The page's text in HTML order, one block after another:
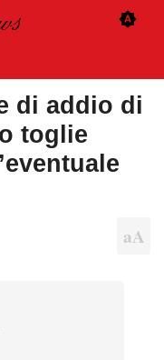
di addio di
toglie